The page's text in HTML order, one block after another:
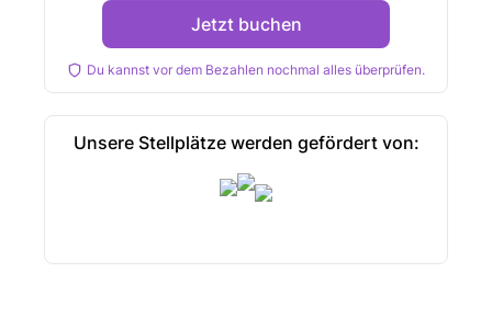
Jetzt buchen
Du kannst vor dem Bezahlen nochmal alles überprüfen.
Unsere Stellplätze werden gefördert von: